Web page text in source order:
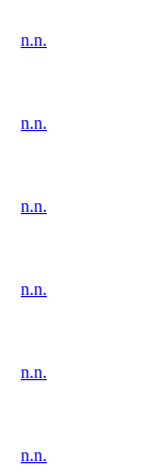
n.n.
n.n.
n.n.
n.n.
n.n.
n.n.